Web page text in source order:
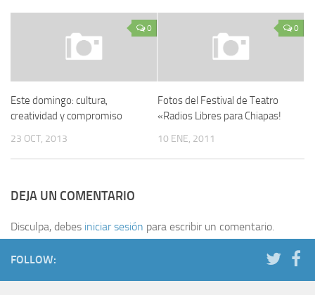
0
Este domingo: cultura,
creatividad y compromiso
23 OCT, 2013
0
Fotos del Festival de Teatro
«Radios Libres para Chiapas!
10 ENE, 2011
DEJA UN COMENTARIO
Disculpa, debes iniciar sesión para escribir un comentario.
FOLLOW: